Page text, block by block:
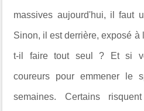
massives aujourd'hui, il faut
Sinon, il est derrière, exposé à
t-il faire tout seul ? Et si
coureurs pour emmener le
semaines. Certains